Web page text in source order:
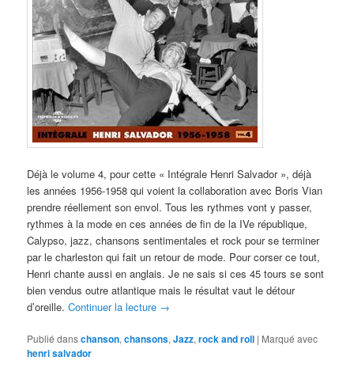
Déjà le volume 4, pour cette « Intégrale Henri Salvador », déjà
les années 1956-1958 qui voient la collaboration avec Boris Vian
prendre réellement son envol. Tous les rythmes vont y passer,
rythmes à la mode en ces années de fin de la IVe république,
Calypso, jazz, chansons sentimentales et rock pour se terminer
par le charleston qui fait un retour de mode. Pour corser ce tout,
Henri chante aussi en anglais. Je ne sais si ces 45 tours se sont
bien vendus outre atlantique mais le résultat vaut le détour
d’oreille.Continuer la lecture →
Publié danschanson,chansons,Jazz,rock and roll | Marqué avec
henri salvador